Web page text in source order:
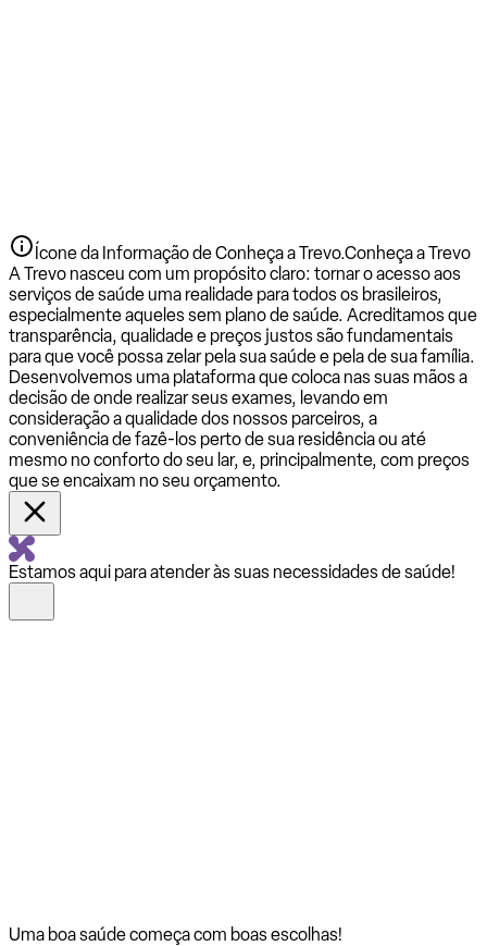
Ícone da Informação de Conheça a Trevo.Conheça a Trevo
A Trevo nasceu com um propósito claro: tornar o acesso aos
serviços de saúde uma realidade para todos os brasileiros,
especialmente aqueles sem plano de saúde. Acreditamos que
transparência, qualidade e preços justos são fundamentais
para que você possa zelar pela sua saúde e pela de sua família.
Desenvolvemos uma plataforma que coloca nas suas mãos a
decisão de onde realizar seus exames, levando em
consideração a qualidade dos nossos parceiros, a
conveniência de fazê-los perto de sua residência ou até
mesmo no conforto do seu lar, e, principalmente, com preços
que se encaixam no seu orçamento.
Estamos aqui para atender às suas necessidades de saúde!
Uma boa saúde começa com boas escolhas!